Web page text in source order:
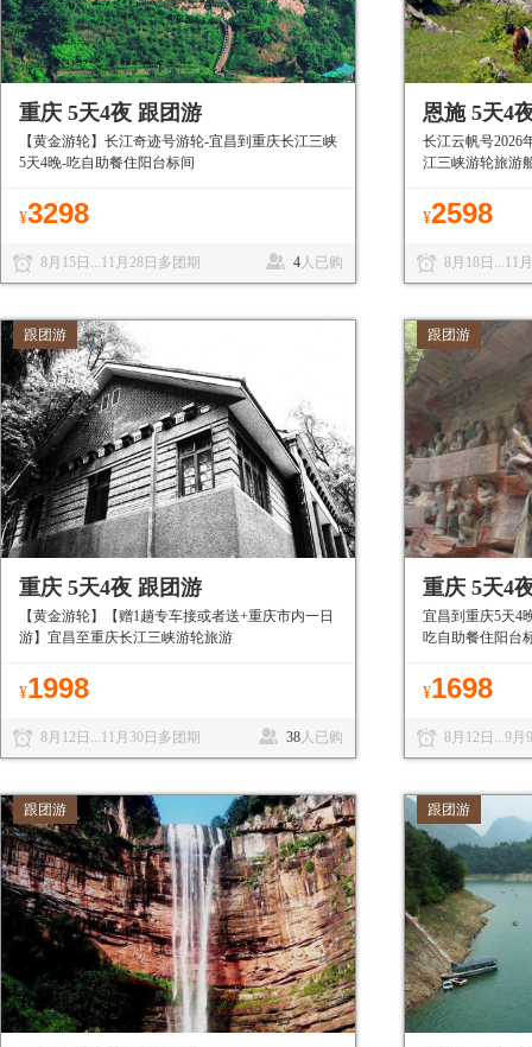
重庆 5天4夜 跟团游
【黄金游轮】长江奇迹号游轮-宜昌到重庆长江三峡
5天4晚-吃自助餐住阳台标间
¥3298
8月15日...11月28日多团期 4人已购
恩施 5天4
长江云帆号2026
江三峡游轮旅游
¥2598
8月18日...11
跟团游
重庆 5天4夜 跟团游
【黄金游轮】【赠1趟专车接或者送+重庆市内一日
游】宜昌至重庆长江三峡游轮旅游
¥1998
8月12日...11月30日多团期 38人已购
跟团游
重庆 5天4
宜昌到重庆5天4
吃自助餐住阳台
¥1698
8月12日...9月
跟团游 跟团游